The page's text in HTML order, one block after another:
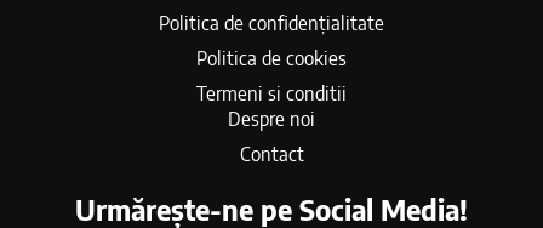
Politica de confidențialitate
Politica de cookies
Termeni si conditii
Despre noi
Contact
Urmărește-ne pe Social Media!